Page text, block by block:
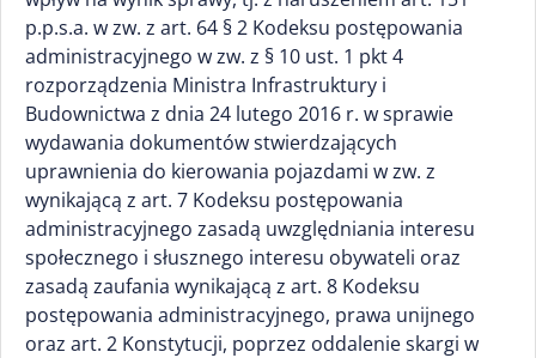
p.p.s.a. w zw. z art. 64 § 2 Kodeksu postępowania
administracyjnego w zw. z § 10 ust. 1 pkt 4
rozporządzenia Ministra Infrastruktury i
Budownictwa z dnia 24 lutego 2016 r. w sprawie
wydawania dokumentów stwierdzających
uprawnienia do kierowania pojazdami w zw. z
wynikającą z art. 7 Kodeksu postępowania
administracyjnego zasadą uwzględniania interesu
społecznego i słusznego interesu obywateli oraz
zasadą zaufania wynikającą z art. 8 Kodeksu
postępowania administracyjnego, prawa unijnego
oraz art. 2 Konstytucji, poprzez oddalenie skargi w